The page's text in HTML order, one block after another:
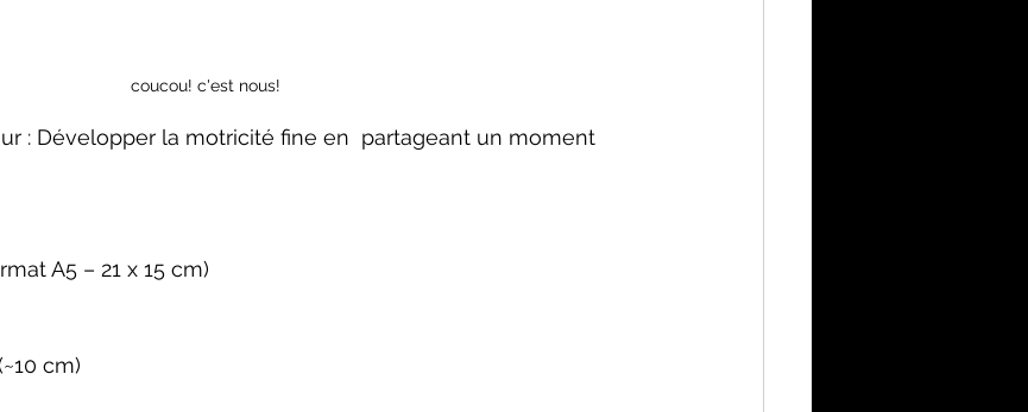
coucou! c'est nous!
: Développer la motricité fine en  partageant un moment
A5 – 21 x 15 cm)
cm)